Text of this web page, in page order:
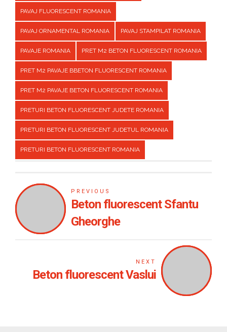
PAVAJ FLUORESCENT ROMANIA
PAVAJ ORNAMENTAL ROMANIA PAVAJ STAMPILAT ROMANIA
PAVAJE ROMANIA PRET M2 BETON FLUORESCENT ROMANIA
PRET M2 PAVAJE BBETON FLUORESCENT ROMANIA
PRET M2 PAVAJE BETON FLUORESCENT ROMANIA
PRETURI BETON FLUORESCENT JUDETE ROMANIA
PRETURI BETON FLUORESCENT JUDETUL ROMANIA
PRETURI BETON FLUORESCENT ROMANIA
PREVIOUS
Beton fluorescent Sfantu
Gheorghe
NEXT
Beton fluorescent Vaslui